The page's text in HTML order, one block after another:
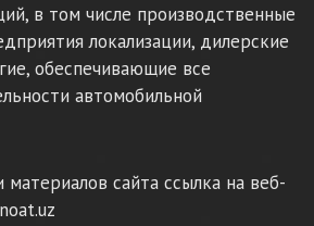
в том числе производственные
локализации, дилерские
обеспечивающие все
автомобильной
материалов сайта ссылка на веб-